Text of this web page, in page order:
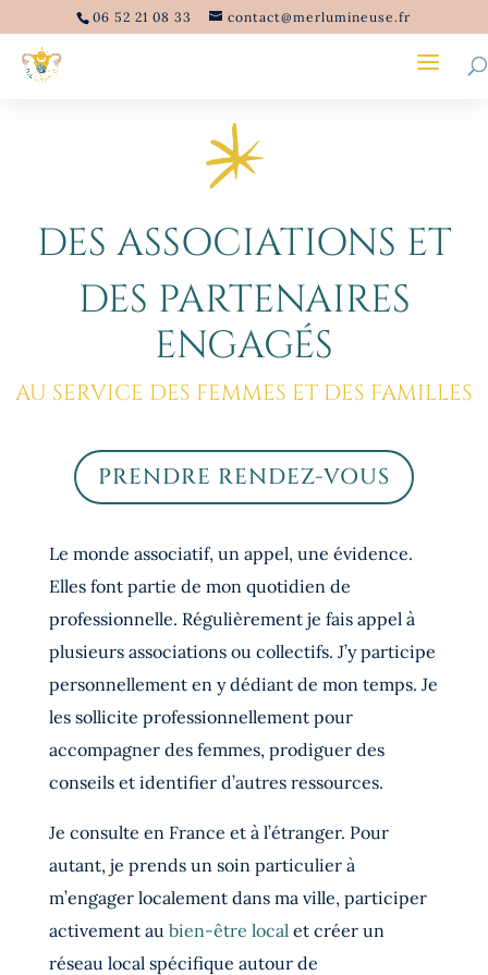
06 52 21 08 33 contact@merlumineuse.fr
DES ASSOCIATIONS ET
DES PARTENAIRES
ENGAGÉS
AU SERVICE DES FEMMES ET DES FAMILLES
PRENDRE RENDEZ-VOUS
Le monde associatif, un appel, une évidence.
Elles font partie de mon quotidien de
professionnelle. Régulièrement je fais appel à
plusieurs associations ou collectifs. J’y participe
personnellement en y dédiant de mon temps. Je
les sollicite professionnellement pour
accompagner des femmes, prodiguer des
conseils et identifier d’autres ressources.
Je consulte en France et à l’étranger. Pour
autant, je prends un soin particulier à
m’engager localement dans ma ville, participer
activement au bien-être local et créer un
réseau local spécifique autour de